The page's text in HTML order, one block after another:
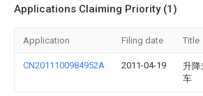
Applications Claiming Priority (1)
Application Filing date Title
CN2011100984952A 2011-04-19
升降
车